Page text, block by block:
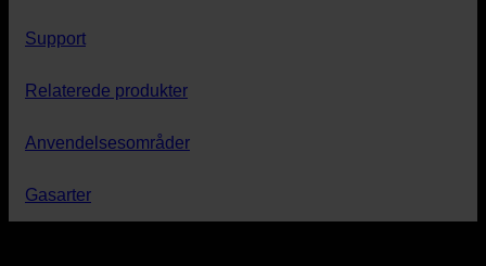
Support
Relaterede produkter
Anvendelsesområder
Gasarter